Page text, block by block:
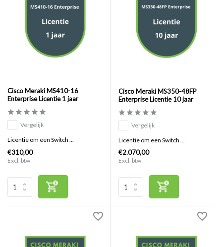
Cisco Meraki MS410-16
Enterprise Licentie 1 jaar
Vergelijk
Licentie om een Switch ...
€310,00
Excl. btw
Cisco Meraki MS350-48FP
Enterprise Licentie 10 jaar
Vergelijk
Licentie om een Switch ...
€2.070,00
Excl. btw